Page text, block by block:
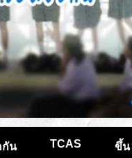
กัน TCAS ขึ้น